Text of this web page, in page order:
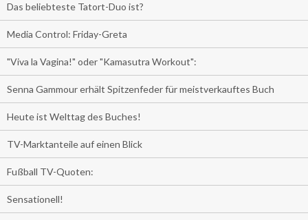
Das beliebteste Tatort-Duo ist?
Media Control: Friday-Greta
"Viva la Vagina!" oder "Kamasutra Workout":
Senna Gammour erhält Spitzenfeder für meistverkauftes Buch
Heute ist Welttag des Buches!
TV-Marktanteile auf einen Blick
Fußball TV-Quoten:
Sensationell!